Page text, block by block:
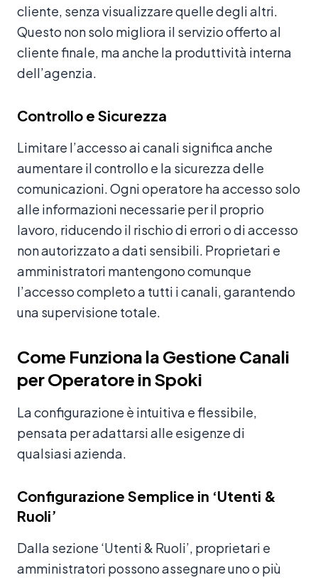
cliente, senza visualizzare quelle degli altri.
Questo non solo migliora il servizio offerto al
cliente finale, ma anche la produttività interna
dell’agenzia.
Controllo e Sicurezza
Limitare l’accesso ai canali significa anche
aumentare il controllo e la sicurezza delle
comunicazioni. Ogni operatore ha accesso solo
alle informazioni necessarie per il proprio
lavoro, riducendo il rischio di errori o di accesso
non autorizzato a dati sensibili. Proprietari e
amministratori mantengono comunque
l’accesso completo a tutti i canali, garantendo
una supervisione totale.
Come Funziona la Gestione Canali
per Operatore in Spoki
La configurazione è intuitiva e flessibile,
pensata per adattarsi alle esigenze di
qualsiasi azienda.
Configurazione Semplice in ‘Utenti &
Ruoli’
Dalla sezione ‘Utenti & Ruoli’, proprietari e
amministratori possono assegnare uno o più